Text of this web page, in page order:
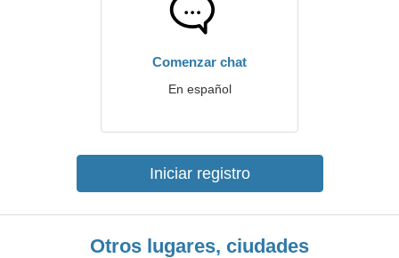
Comenzar chat
En español
Iniciar registro
Otros lugares, ciudades